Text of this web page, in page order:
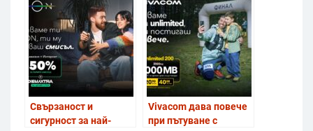
сред ученици в
цялата страна
Свързаност и
сигурност за най-
Vivacom дава повече
при пътуване с